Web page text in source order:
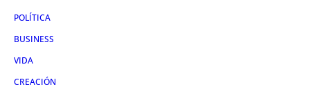
POLÍTICA
BUSINESS
VIDA
CREACIÓN